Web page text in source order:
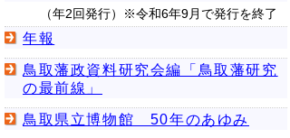
（年2回発行）※令和6年9月で発行を終了
年報
鳥取藩政資料研究会編「鳥取藩研究
の最前線」
鳥取県立博物館 50年のあゆみ